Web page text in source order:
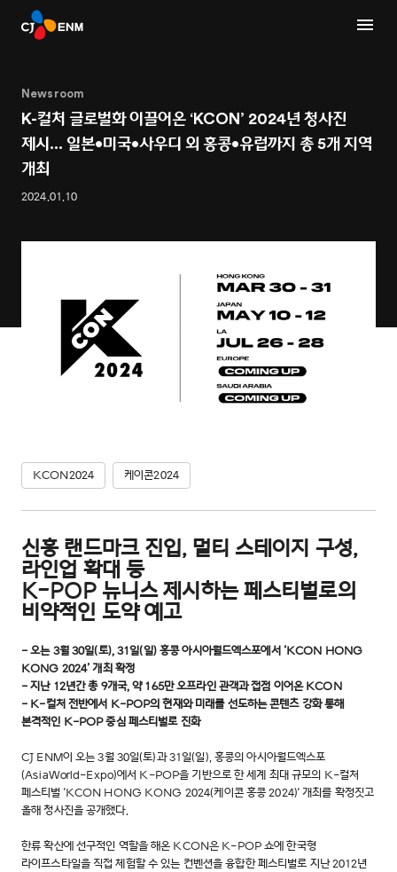
Newsroom
K-컬처 글로벌화 이끌어온 ‘KCON’ 2024년 청사진
제시... 일본•미국•사우디 외 홍콩•유럽까지 총 5개 지역
개최
2024.01.10
KCON2024 케이콘2024
신흥 랜드마크 진입, 멀티 스테이지 구성,
라인업 확대 등
K-POP 뉴니스 제시하는 페스티벌로의
비약적인 도약 예고
- 오는 3월 30일(토), 31일(일) 홍콩 아시아월드엑스포에서 ‘KCON HONG
KONG 2024’ 개최 확정
- 지난 12년간 총 9개국, 약 165만 오프라인 관객과 접점 이어온 KCON
- K-컬처 전반에서 K-POP의 현재와 미래를 선도하는 콘텐츠 강화 통해
본격적인 K-POP 중심 페스티벌로 진화
CJ ENM이 오는 3월 30일(토)과 31일(일), 홍콩의 아시아월드엑스포
(AsiaWorld-Expo)에서 K-POP을 기반으로 한 세계 최대 규모의 K-컬처
페스티벌 'KCON HONG KONG 2024(케이콘 홍콩 2024)' 개최를 확정짓고
올해 청사진을 공개했다.
한류 확산에 선구적인 역할을 해온 KCON은 K-POP 쇼에 한국형
라이프스타일을 직접 체험할 수 있는 컨벤션을 융합한 페스티벌로 지난 2012년